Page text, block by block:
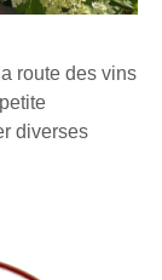
route des vins
diverses